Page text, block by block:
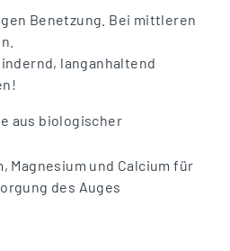
Benetzung. Bei mittleren
langanhaltend
aus biologischer
Magnesium und Calcium für
des Auges